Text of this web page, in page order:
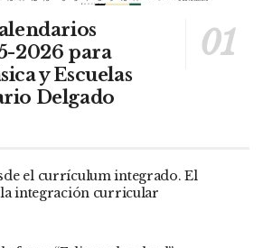
2026 para
y Escuelas
Delgado
el currículum integrado. El
integración curricular